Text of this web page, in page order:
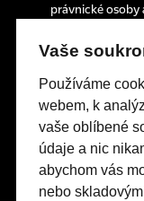
právnické osoby
smlouvy a nelze z
Poskytovatelem
Želetavská
Vaše
Používáme
webem, k
vaše oblíbené
údaje a nic
abychom vás
nebo